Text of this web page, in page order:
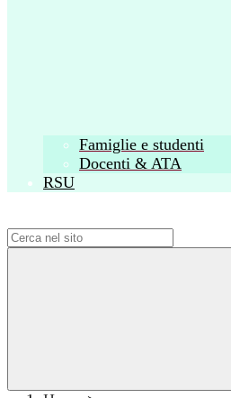
Famiglie e studenti
Docenti & ATA
RSU